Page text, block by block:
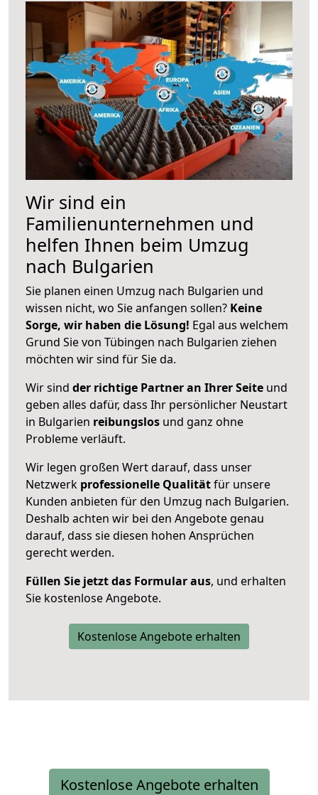
Wir sind ein
Familienunternehmen und
helfen Ihnen beim Umzug
nach Bulgarien
Sie planen einen Umzug nach Bulgarien und
wissen nicht, wo Sie anfangen sollen? Keine
Sorge, wir haben die Lösung! Egal aus welchem
Grund Sie von Tübingen nach Bulgarien ziehen
möchten wir sind für Sie da.
Wir sind der richtige Partner an Ihrer Seite und
geben alles dafür, dass Ihr persönlicher Neustart
in Bulgarien reibungslos und ganz ohne
Probleme verläuft.
Wir legen großen Wert darauf, dass unser
Netzwerk professionelle Qualitätfür unsere
Kunden anbieten für den Umzug nach Bulgarien.
Deshalb achten wir bei den Angebote genau
darauf, dass sie diesen hohen Ansprüchen
gerecht werden.
Füllen Sie jetzt das Formular aus, und erhalten
Sie kostenlose Angebote.
Kostenlose Angebote erhalten
Kostenlose Angebote erhalten